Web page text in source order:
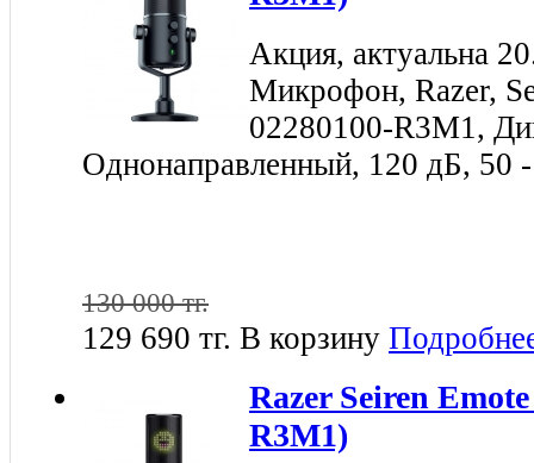
Акция, актуальна
Микрофон, Razer,
02280100-R3M1,
Однонаправленный, 120 дБ, 50
130 000 тг.
129 690 тг. В корзину
Razer Seiren
R3M1)